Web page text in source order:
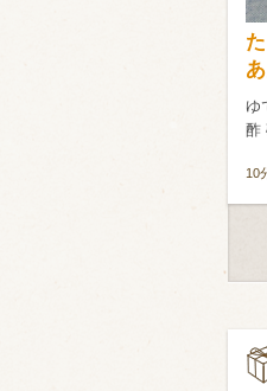
ゆ
酢
10